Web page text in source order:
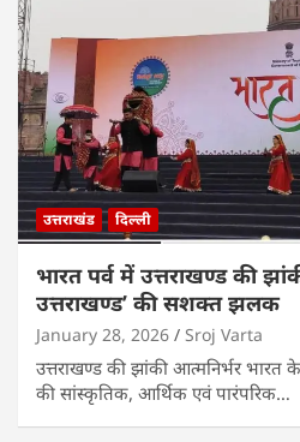
उत्तराखंड दिल्ली
भारत पर्व में उत्तराखण्ड की
उत्तराखण्ड’ की सशक्त झलक
January 28, 2026 Sroj Varta
उत्तराखण्ड की झांकी आत्मनिर्भर भारत
की सांस्कृतिक, आर्थिक एवं पारंपरिक…